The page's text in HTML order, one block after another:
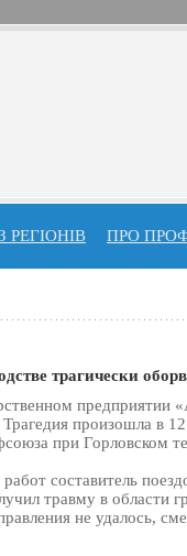
РЕГІОНІВ ПРО
трагически
предприятии
произошла в
при Горловском
составитель
травму в области
не удалось,